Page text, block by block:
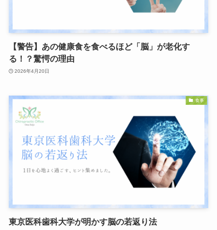
【警告】あの健康食を食べるほど「脳」が老化す
る！？驚愕の理由
2026年4月20日
食事
東京医科歯科大学が明かす脳の若返り法